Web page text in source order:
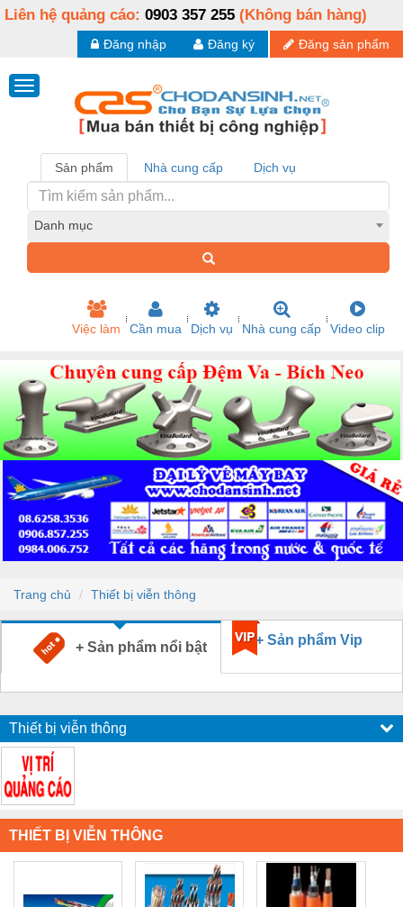
Liên hệ quảng cáo: 0903 357 255 (Không bán hàng)
Đăng sản phẩm
Đăng ký
Đăng nhập
Sản phẩm Nhà cung cấp Dịch vụ
Danh mục
Việc làm Cần mua Dịch vụ Nhà cung cấp Video clip
Trang chủ Thiết bị viễn thông
+ Sản phẩm nổi bật + Sản phẩm Vip
Thiết bị viễn thông
THIẾT BỊ VIỄN THÔNG